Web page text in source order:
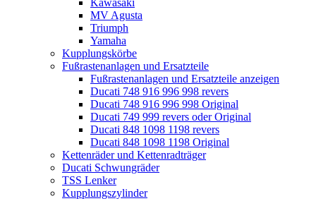
Kawasaki
MV Agusta
Triumph
Yamaha
Kupplungskörbe
Fußrastenanlagen und Ersatzteile
Fußrastenanlagen und Ersatzteile anzeigen
Ducati 748 916 996 998 revers
Ducati 748 916 996 998 Original
Ducati 749 999 revers oder Original
Ducati 848 1098 1198 revers
Ducati 848 1098 1198 Original
Kettenräder und Kettenradträger
Ducati Schwungräder
TSS Lenker
Kupplungszylinder